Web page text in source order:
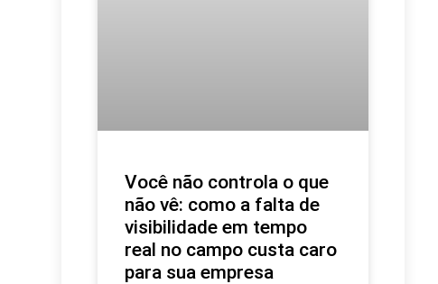
Você não controla o que
não vê: como a falta de
visibilidade em tempo
real no campo custa caro
para sua empresa